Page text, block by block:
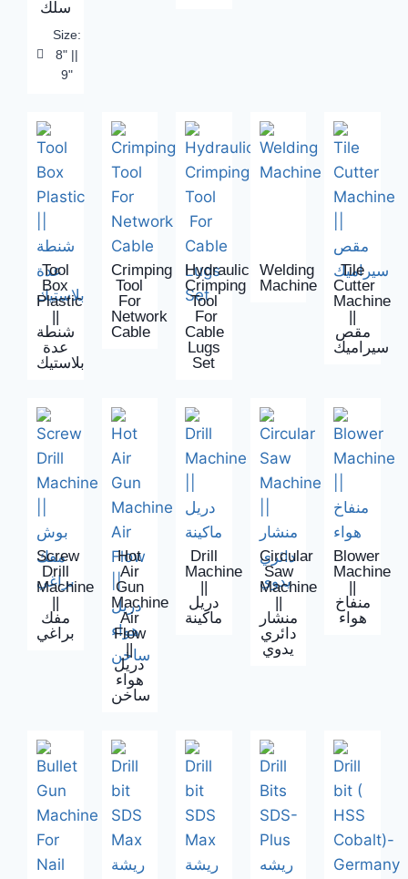
سلك
Size:
8" ||
9"
Tool
Box
Plastic
شنطة
عدة
بلاستيك
Crimping
Tool
For
Network
Cable
Hydraulic
Crimping
Tool
For
Cable
Lugs
Set
Welding
Machine
Tile
Cutter
Machine
مقص
سيراميك
Screw
Drill
Machine
مفك
براغي
Hot
Air
Gun
Machine
Air
Flow
||
دريل
هواء
ساخن
Drill
Machine
دريل
ماكينة
Circular
Saw
Machine
منشار
دائري
يدوي
Blower
Machine
منفاخ
هواء